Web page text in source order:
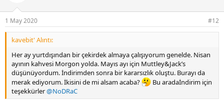
1 May 2020 #12
kavebit' Alıntı:
Her ay yurtdışından bir çekirdek almaya çalışıyorum genelde. Nisan
ayının kahvesi Morgon yolda. Mayıs ayı için Muttley&Jack’s
düşünüyordum. İndirimden sonra bir kararsızlık oluştu. Burayı da
merak ediyorum. İkisini de mi alsam acaba?
Bu aradaİndirim için
teşekkürler@NoDRaC